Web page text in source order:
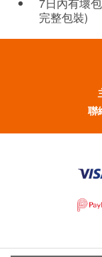
完整包裝)
聯